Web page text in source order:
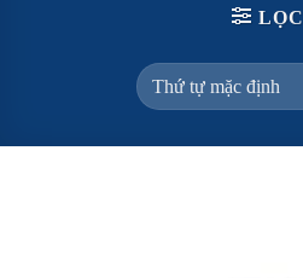
LỌC